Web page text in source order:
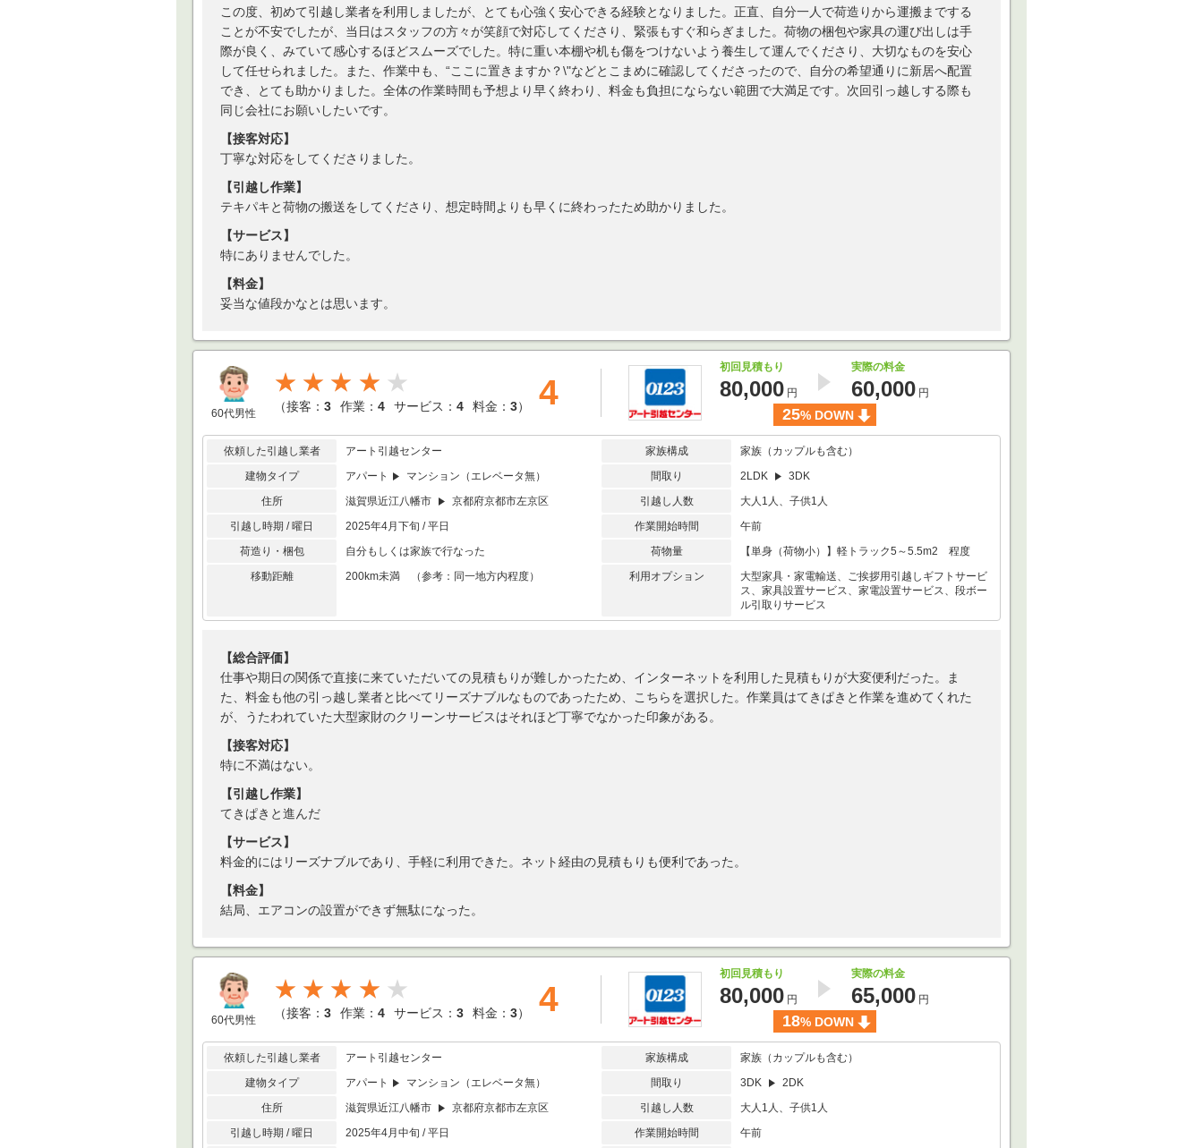
この度、初めて引越し業者を利用しましたが、とても心強く安心できる経験となりました。正直、自分一人で荷造りから運搬までする
ことが不安でしたが、当日はスタッフの方々が笑顔で対応してくださり、緊張もすぐ和らぎました。荷物の梱包や家具の運び出しは手
際が良く、みていて感心するほどスムーズでした。特に重い本棚や机も傷をつけないよう養生して運んでくださり、大切なものを安心
して任せられました。また、作業中も、“ここに置きますか？\"などとこまめに確認してくださったので、自分の希望通りに新居へ配置
でき、とても助かりました。全体の作業時間も予想より早く終わり、料金も負担にならない範囲で大満足です。次回引っ越しする際も
同じ会社にお願いしたいです。
【接客対応】
丁寧な対応をしてくださりました。
【引越し作業】
テキパキと荷物の搬送をしてくださり、想定時間よりも早くに終わったため助かりました。
【サービス】
特にありませんでした。
【料金】
妥当な値段かなとは思います。
60代男性
★★★★
（接客： 3 作業： 4 サービス： 4 料金： 3） 4
初回見積もり
80,000 円
実際の料金
60,000 円
25% DOWN
依頼した引越し業者 アート引越センター 家族構成
家族（カップルも含む）
建物タイプ
アパート マンション（エレベータ無） 間取り 2LDK
3DK
住所
滋賀県近江八幡市 京都府京都市左京区 引越し人数
大人1人、子供1人
引越し時期 / 曜日
2025年4月下旬 / 平日 作業開始時間
午前
荷造り・梱包
自分もしくは家族で行なった 荷物量
【単身（荷物小）】軽トラック5～5.5m2 程度
移動距離
200km未満 （参考：同一地方内程度） 利用オプション
大型家具・家電輸送、ご挨拶用引越しギフトサービ
ス、家具設置サービス、家電設置サービス、段ボー
ル引取りサービス
【総合評価】
仕事や期日の関係で直接に来ていただいての見積もりが難しかったため、インターネットを利用した見積もりが大変便利だった。ま
た、料金も他の引っ越し業者と比べてリーズナブルなものであったため、こちらを選択した。作業員はてきぱきと作業を進めてくれた
が、うたわれていた大型家財のクリーンサービスはそれほど丁寧でなかった印象がある。
【接客対応】
特に不満はない。
【引越し作業】
てきぱきと進んだ
【サービス】
料金的にはリーズナブルであり、手軽に利用できた。ネット経由の見積もりも便利であった。
【料金】
結局、エアコンの設置ができず無駄になった。
60代男性
★★★★
（接客： 3 作業： 4 サービス： 3 料金： 3） 4
初回見積もり
80,000 円
実際の料金
65,000 円
18% DOWN
依頼した引越し業者 アート引越センター 家族構成
家族（カップルも含む）
建物タイプ
アパート マンション（エレベータ無） 間取り 3DK
2DK
住所
滋賀県近江八幡市 京都府京都市左京区 引越し人数
大人1人、子供1人
引越し時期 / 曜日
2025年4月中旬 / 平日 作業開始時間 午前